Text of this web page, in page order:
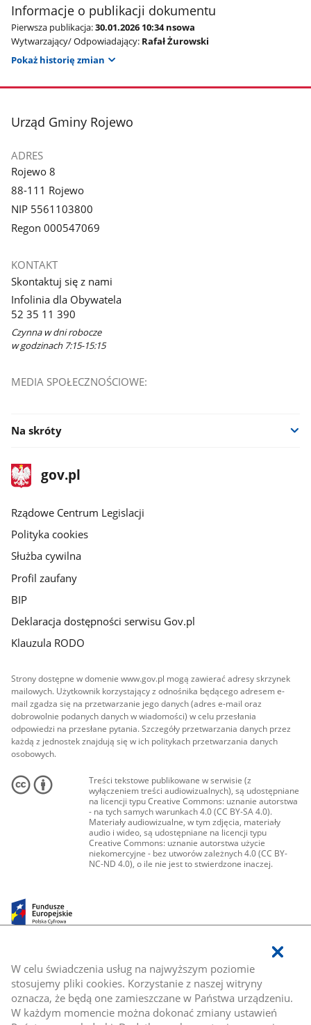
W celu świadczenia usług na najwyższym poziomie
stosujemy pliki cookies. Korzystanie z naszej witryny
oznacza, że będą one zamieszczane w Państwa urządzeniu.
W każdym momencie można dokonać zmiany ustawień
Informacje o publikacji dokumentu
Pierwsza publikacja:30.01.2026 10:34 nsowa
Wytwarzający/ Odpowiadający: Rafał Żurowski
Pokaż historię zmian
stopka
Urząd Gminy Rojewo
ADRES
Rojewo 8
88-111 Rojewo
NIP 5561103800
Regon 000547069
KONTAKT
Skontaktuj się z nami
Infolinia dla Obywatela
52 35 11 390
Czynna w dni robocze
w godzinach 7:15-15:15
MEDIA SPOŁECZNOŚCIOWE:
Na skróty
stopka
gov.plStrona
gov.pl
Rządowe Centrum Legislacji
Polityka cookies
Służba cywilna
Profil zaufany
BIP
Deklaracja dostępności serwisu Gov.pl
Klauzula RODO
Strony dostępne w domenie www.gov.pl mogą zawierać adresy skrzynek
mailowych. Użytkownik korzystający z odnośnika będącego adresem e-
mail zgadza się na przetwarzanie jego danych (adres e-mail oraz
dobrowolnie podanych danych w wiadomości) w celu przesłania
odpowiedzi na przesłane pytania. Szczegóły przetwarzania danych przez
każdą z jednostek znajdują się w ich politykach przetwarzania danych
osobowych.
Treści tekstowe publikowane w serwisie (z
wyłączeniem treści audiowizualnych), są udostępniane
na licencji typu Creative Commons: uznanie autorstwa
- na tych samych warunkach 4.0 (CC BY-SA 4.0).
Materiały audiowizualne, w tym zdjęcia, materiały
audio i wideo, są udostępniane na licencji typu
Creative Commons: uznanie autorstwa użycie
niekomercyjne - bez utworów zależnych 4.0 (CC BY-
NC-ND 4.0), o ile nie jest to stwierdzone inaczej.